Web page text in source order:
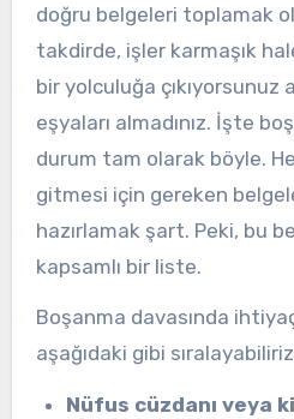
doğru belgeleri toplamak
takdirde, işler karmaşık
bir yolculuğa çıkıyorsunuz
eşyaları almadınız. İşte
durum tam olarak böyle.
gitmesi için gereken
hazırlamak şart. Peki, bu
kapsamlı bir liste.
Boşanma davasında
aşağıdaki gibi
Nüfus cüzdanı veya